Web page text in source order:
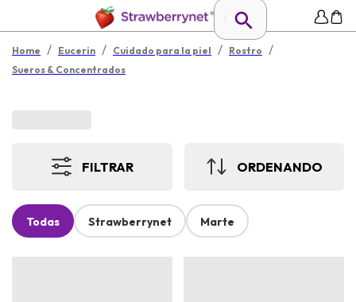
Home / Eucerin / Cuidado para la piel / Rostro /
Sueros & Concentrados
FILTRAR ORDENANDO
Todas Strawberrynet Marte